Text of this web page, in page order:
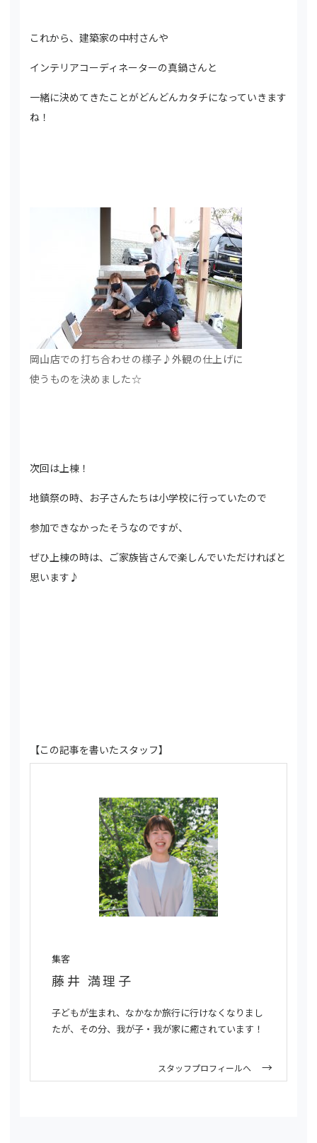
これから、建築家の中村さんや
インテリアコーディネーターの真鍋さんと
一緒に決めてきたことがどんどんカタチになっていきます
ね！
岡山店での打ち合わせの様子♪外観の仕上げに
使うものを決めました☆
次回は上棟！
地鎮祭の時、お子さんたちは小学校に行っていたので
参加できなかったそうなのですが、
ぜひ上棟の時は、ご家族皆さんで楽しんでいただければと
思います♪
【この記事を書いたスタッフ】
集客
藤井 満理子
子どもが生まれ、なかなか旅行に行けなくなりまし
たが、その分、我が子・我が家に癒されています！
スタッフプロフィールへ